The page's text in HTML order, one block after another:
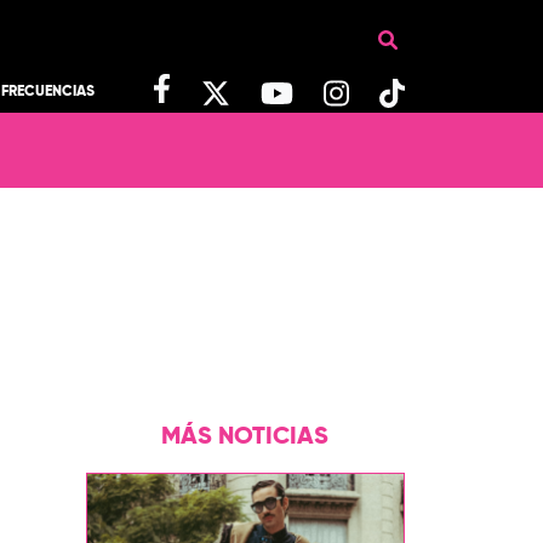
FRECUENCIAS
MÁS NOTICIAS